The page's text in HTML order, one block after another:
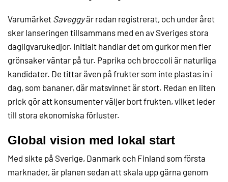
Varumärket Saveggyär redan registrerat, och under året
sker lanseringen tillsammans med en av Sveriges stora
dagligvarukedjor. Initialt handlar det om gurkor men fler
grönsaker väntar på tur. Paprika och broccoli är naturliga
kandidater. De tittar även på frukter som inte plastas in i
dag, som bananer, där matsvinnet är stort. Redan en liten
prick gör att konsumenter väljer bort frukten, vilket leder
till stora ekonomiska förluster.
Global vision med lokal start
Med sikte på Sverige, Danmark och Finland som första
marknader, är planen sedan att skala upp gärna genom